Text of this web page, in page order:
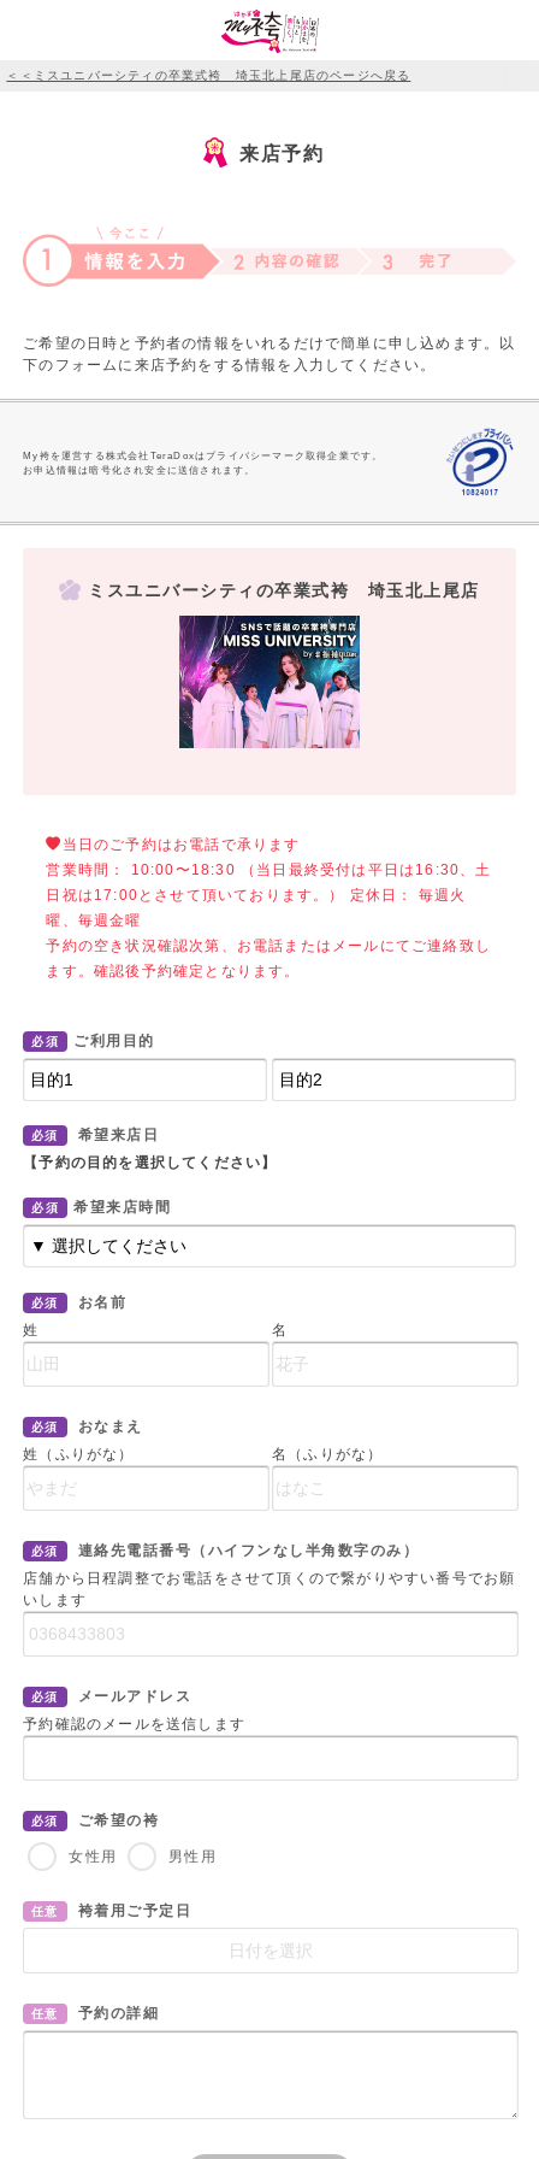
＜＜ミスユニバーシティの卒業式袴 埼玉北上尾店のページへ戻る
来店予約
ご希望の日時と予約者の情報をいれるだけで簡単に申し込めます。以
下のフォームに来店予約をする情報を入力してください。
My袴を運営する株式会社TeraDoxはプライバシーマーク取得企業です。
お申込情報は暗号化され安全に送信されます。
ミスユニバーシティの卒業式袴 埼玉北上尾店
当日のご予約はお電話で承ります
営業時間： 10:00〜18:30 （当日最終受付は平日は16:30、土
日祝は17:00とさせて頂いております。） 定休日： 毎週火
曜、毎週金曜
予約の空き状況確認次第、お電話またはメールにてご連絡致し
ます。確認後予約確定となります。
必須 ご利用目的
必須
希望来店日
【予約の目的を選択してください】
必須 希望来店時間
必須
お名前
姓
名
必須
おなまえ
姓（ふりがな）
名（ふりがな）
必須
連絡先電話番号（ハイフンなし半角数字のみ）
店舗から日程調整でお電話をさせて頂くので繋がりやすい番号でお願
いします
必須
メールアドレス
予約確認のメールを送信します
必須 ご希望の袴
女性用 男性用
任意 袴着用ご予定日
任意 予約の詳細